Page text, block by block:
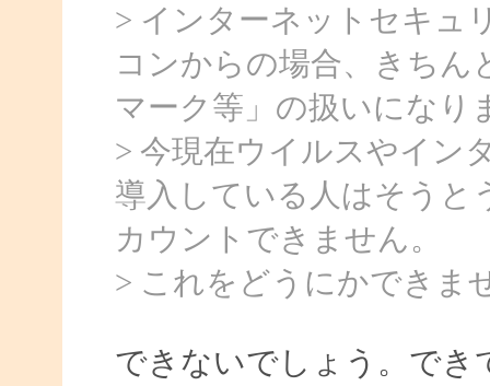
> インターネットセキュ
コンからの場合、きち
マーク等」の扱いになり
> 今現在ウイルスやイン
導入している人はそうと
カウントできません。
> これをどうにかできま
できないでしょう。でき